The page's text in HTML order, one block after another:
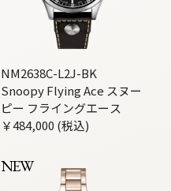
NM2638C-L2J-BK
Snoopy Flying Ace スヌー
ピー フライングエース
￥484,000 (税込)
NEW